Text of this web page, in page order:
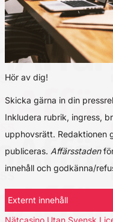
Hör av dig!
Skicka gärna in din
Inkludera rubrik, ingress,
upphovsrätt. Redaktionen
publiceras. Affärsstaden
innehåll och godkänna/
Externt innehåll